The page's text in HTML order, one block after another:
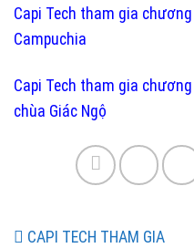
Capi Tech tham gia
Campuchia
Capi Tech tham gia
chùa Giác Ngộ
CAPI TECH THAM GIA